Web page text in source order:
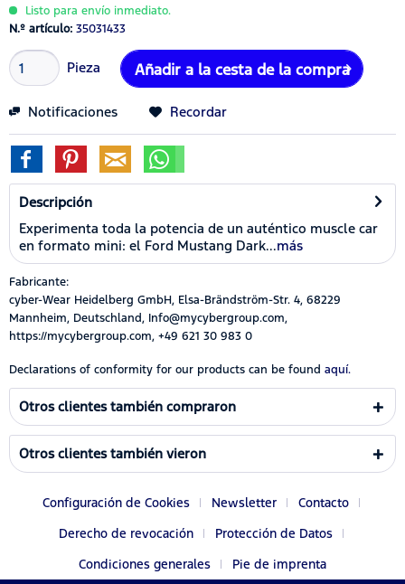
Listo para envío inmediato.
N.º artículo: 35031433
Pieza Añadir a la cesta de la compra
Notificaciones Recordar
Descripción
Experimenta toda la potencia de un auténtico muscle car
en formato mini: el Ford Mustang Dark...más
Fabricante:
cyber-Wear Heidelberg GmbH, Elsa-Brändström-Str. 4, 68229
Mannheim, Deutschland, Info@mycybergroup.com,
https://mycybergroup.com, +49 621 30 983 0
Declarations of conformity for our products can be found aquí.
Otros clientes también compraron
Otros clientes también vieron
Configuración de Cookies Newsletter
Contacto
Derecho de revocación
Protección de Datos
Condiciones generales
Pie de imprenta